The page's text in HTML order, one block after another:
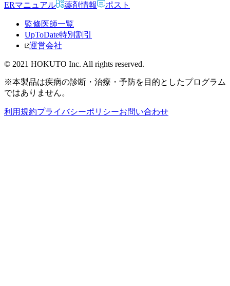
ERマニュアル
薬剤情報 ポスト
監修医師一覧
UpToDate特別割引
運営会社
© 2021 HOKUTO Inc. All rights reserved.
※本製品は疾病の診断・治療・予防を目的としたプログラム
ではありません。
利用規約プライバシーポリシーお問い合わせ